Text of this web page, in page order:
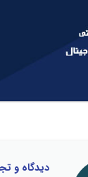
دیدگاه و